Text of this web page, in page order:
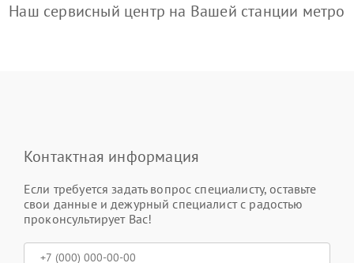
Наш сервисный центр на Вашей станции метро
Контактная информация
Если требуется задать вопрос специалисту, оставьте
свои данные и дежурный специалист с радостью
проконсультирует Вас!